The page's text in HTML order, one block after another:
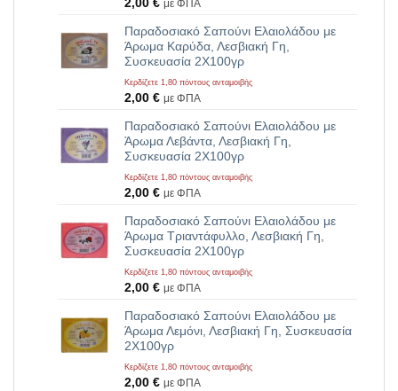
βάση
βαθμολογία
πελάτη
με ΦΠΑ
Παραδοσιακό Σαπούνι Ελαιολάδου με
Άρωμα Καρύδα, Λεσβιακή Γη,
Συσκευασία 2Χ100γρ
Κερδίζετε 1,80 πόντους ανταμοιβής
2,00 € με ΦΠΑ
Παραδοσιακό Σαπούνι Ελαιολάδου με
Άρωμα Λεβάντα, Λεσβιακή Γη,
Συσκευασία 2Χ100γρ
Κερδίζετε 1,80 πόντους ανταμοιβής
2,00 € με ΦΠΑ
Παραδοσιακό Σαπούνι Ελαιολάδου με
Άρωμα Τριαντάφυλλο, Λεσβιακή Γη,
Συσκευασία 2Χ100γρ
Κερδίζετε 1,80 πόντους ανταμοιβής
2,00 € με ΦΠΑ
Παραδοσιακό Σαπούνι Ελαιολάδου με
Άρωμα Λεμόνι, Λεσβιακή Γη, Συσκευασία
2Χ100γρ
Κερδίζετε 1,80 πόντους ανταμοιβής
2,00 € με ΦΠΑ